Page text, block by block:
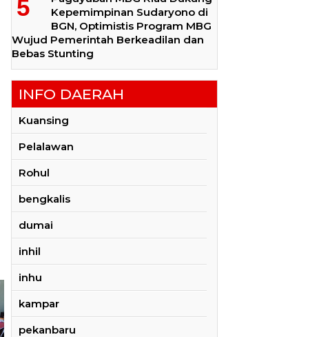
Kepemimpinan Sudaryono di
BGN, Optimistis Program MBG
Wujud Pemerintah Berkeadilan dan
Bebas Stunting
INFO DAERAH
Kuansing
Pelalawan
Rohul
bengkalis
dumai
inhil
inhu
kampar
pekanbaru